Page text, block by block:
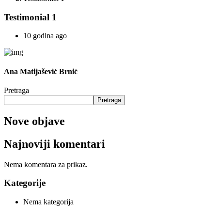
Testimonial 1
10 godina ago
Ana Matijašević Brnić
Pretraga
Pretraga
Nove objave
Najnoviji komentari
Nema komentara za prikaz.
Kategorije
Nema kategorija